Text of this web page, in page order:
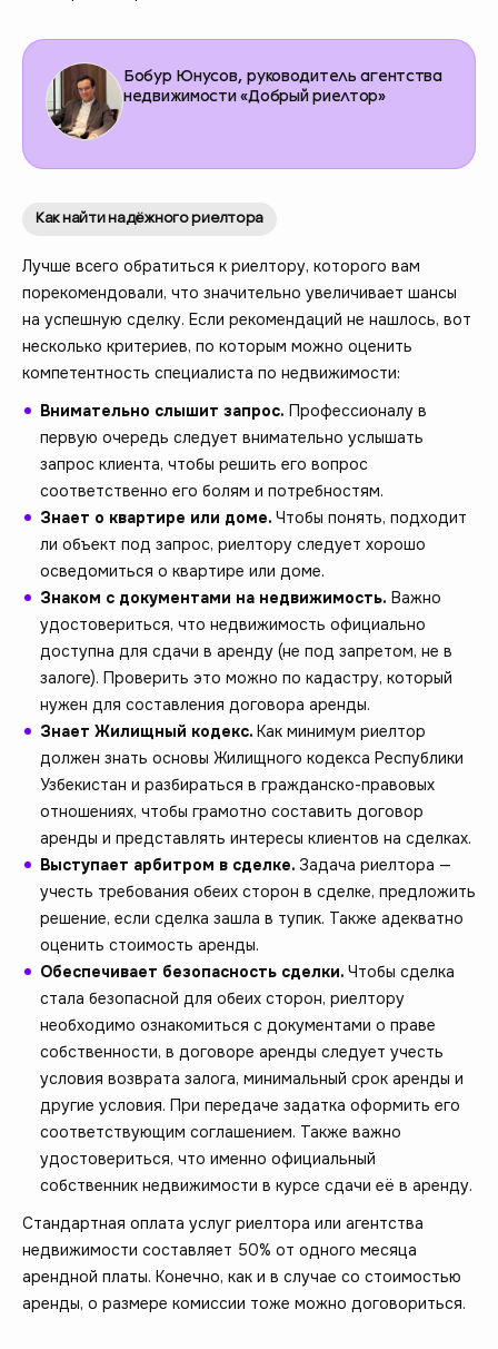
Бобур Юнусов, руководитель агентства
недвижимости «Добрый риелтор»
Как найти надёжного риелтора
Лучше всего обратиться к риелтору, которого вам
порекомендовали, что значительно увеличивает шансы
на успешную сделку. Если рекомендаций не нашлось, вот
несколько критериев, по которым можно оценить
компетентность специалиста по недвижимости:
Внимательно слышит запрос. Профессионалу в
первую очередь следует внимательно услышать
запрос клиента, чтобы решить его вопрос
соответственно его болям и потребностям.
Знает о квартире или доме. Чтобы понять, подходит
ли объект под запрос, риелтору следует хорошо
осведомиться о квартире или доме.
Знаком с документами на недвижимость. Важно
удостовериться, что недвижимость официально
доступна для сдачи в аренду (не под запретом, не в
залоге). Проверить это можно по кадастру, который
нужен для составления договора аренды.
Знает Жилищный кодекс. Как минимум риелтор
должен знать основы Жилищного кодекса Республики
Узбекистан и разбираться в гражданско-правовых
отношениях, чтобы грамотно составить договор
аренды и представлять интересы клиентов на сделках.
Выступает арбитром в сделке. Задача риелтора —
учесть требования обеих сторон в сделке, предложить
решение, если сделка зашла в тупик. Также адекватно
оценить стоимость аренды.
Обеспечивает безопасность сделки. Чтобы сделка
стала безопасной для обеих сторон, риелтору
необходимо ознакомиться с документами о праве
собственности, в договоре аренды следует учесть
условия возврата залога, минимальный срок аренды и
другие условия. При передаче задатка оформить его
соответствующим соглашением. Также важно
удостовериться, что именно официальный
собственник недвижимости в курсе сдачи её в аренду.
Стандартная оплата услуг риелтора или агентства
недвижимости составляет 50% от одного месяца
арендной платы. Конечно, как и в случае со стоимостью
аренды, о размере комиссии тоже можно договориться.